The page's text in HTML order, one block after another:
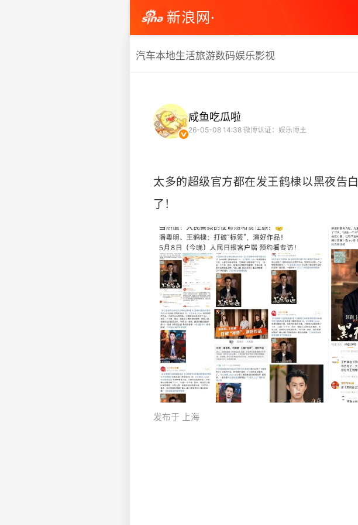
新浪网·
汽车本地生活旅游数码娱乐影视
咸鱼吃瓜啦
26-05-08 14:38 微博认证：娱乐博主
太多的超级官方都在发王鹤棣以黑夜告
了！ ​
发布于 上海